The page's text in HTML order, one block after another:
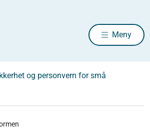
Meny
og personvern for små